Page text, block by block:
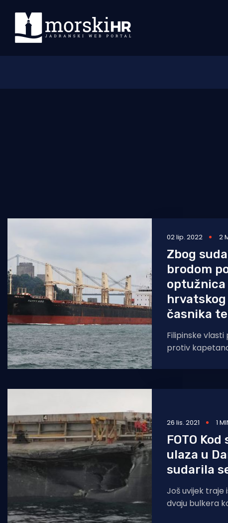
Turizam i nautika
Ribolov
Ekologija
Tradicija i kultura
02 lip. 2022 2
Zbog
brodom
časnika
Filipinske
protiv
tjedan sudario s
26 lis. 2021 1
FOTO
ulaza u
sudarila
Još uvijek traje
dvaju bulkera